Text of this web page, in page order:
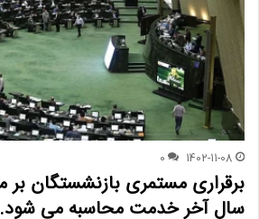
1402-11-08
0
سال آخر خدمت محاسبه می شود.